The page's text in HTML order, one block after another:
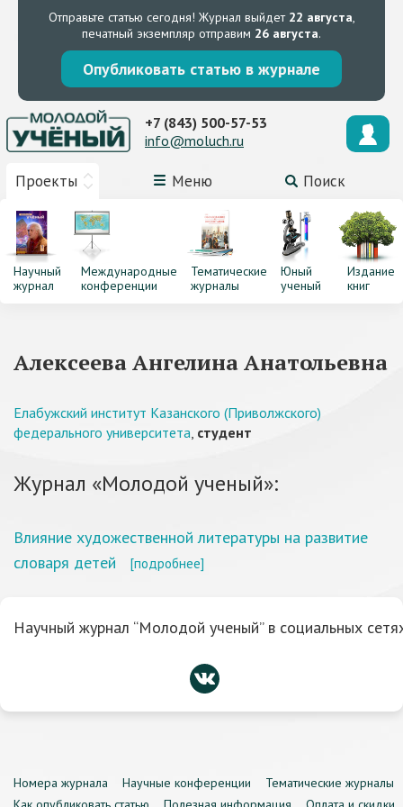
Отправьте статью сегодня! Журнал выйдет 22 августа,
печатный экземпляр отправим 26 августа.
Опубликовать статью в журнале
Проекты Меню Поиск
+7 (843) 500-57-53
info@moluch.ru
Научный
журнал
Международные
конференции
Тематические
журналы
Юный
ученый
Издание
книг
Алексеева Ангелина Анатольевна
Елабужский институт Казанского (Приволжского)
федерального университета, студент
Журнал «Молодой ученый»:
Влияние художественной литературы на развитие
словаря детей
[подробнее]
Научный журнал “Молодой ученый” в социальных
Номера журнала Научные конференции
Тематические журналы